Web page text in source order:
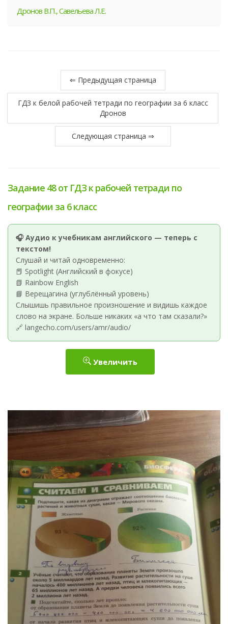
Дронов В.П., Савельева Л.Е.
⇐ Предыдущая страница
ГДЗ к белой рабочей тетради по географии за 6 класс
Дронов
Следующая страница ⇒
Задание 48 от ГДЗ к рабочей тетради по
географии за 6 класс
🎧 Аудио к учебникам английского — теперь с
текстом!
Слушай и читай одновременно:
📕 Spotlight (Английский в фокусе)
📗 Rainbow English
📘 Верещагина (углублённый уровень)
Слышишь правильное произношение и видишь каждое
слово на экране. Больше никаких «а что там сказали?»
🔗 langecho.com/users/amr/audio/
Увеличить